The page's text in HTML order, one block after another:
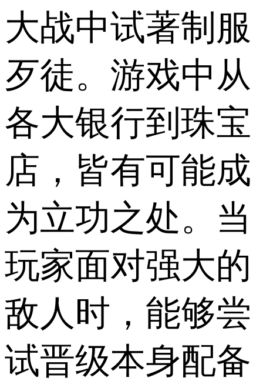
大战中试著制服
歹徒。游戏中从
各大银行到珠宝
店，皆有可能成
为立功之处。当
玩家面对强大的
敌人时，能够尝
试晋级本身配备